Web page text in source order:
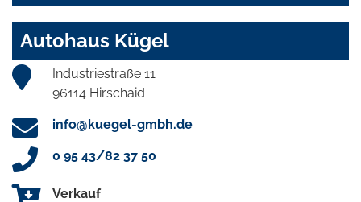
Autohaus Kügel
Industriestraße 11
96114 Hirschaid
info@kuegel-gmbh.de
0 95 43/82 37 50
Verkauf